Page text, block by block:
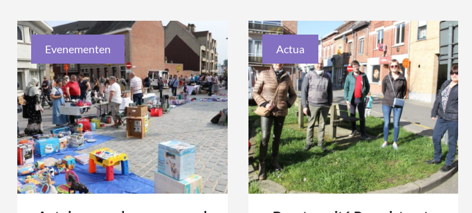
Evenementen Actua